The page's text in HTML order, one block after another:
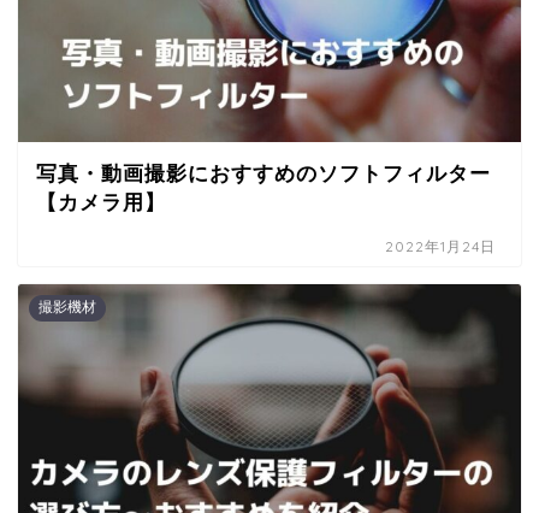
写真・動画撮影におすすめのソフトフィルター
【カメラ用】
2022年1月24日
撮影機材